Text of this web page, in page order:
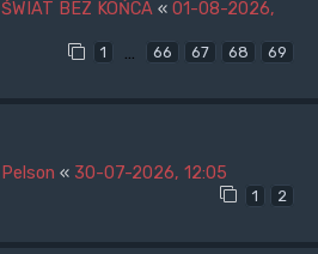
ŚWIAT BEZ KOŃCA « 01-08-2026,
1 … 66 67 68 69
Pelson « 30-07-2026, 12:05
1 2